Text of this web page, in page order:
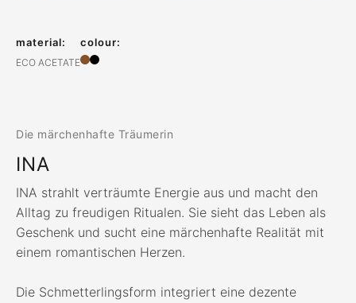
material:
ECO ACETATE
colour:
Die märchenhafte Träumerin
INA
INA strahlt verträumte Energie aus und macht den
Alltag zu freudigen Ritualen. Sie sieht das Leben als
Geschenk und sucht eine märchenhafte Realität mit
einem romantischen Herzen.
Die Schmetterlingsform integriert eine dezente